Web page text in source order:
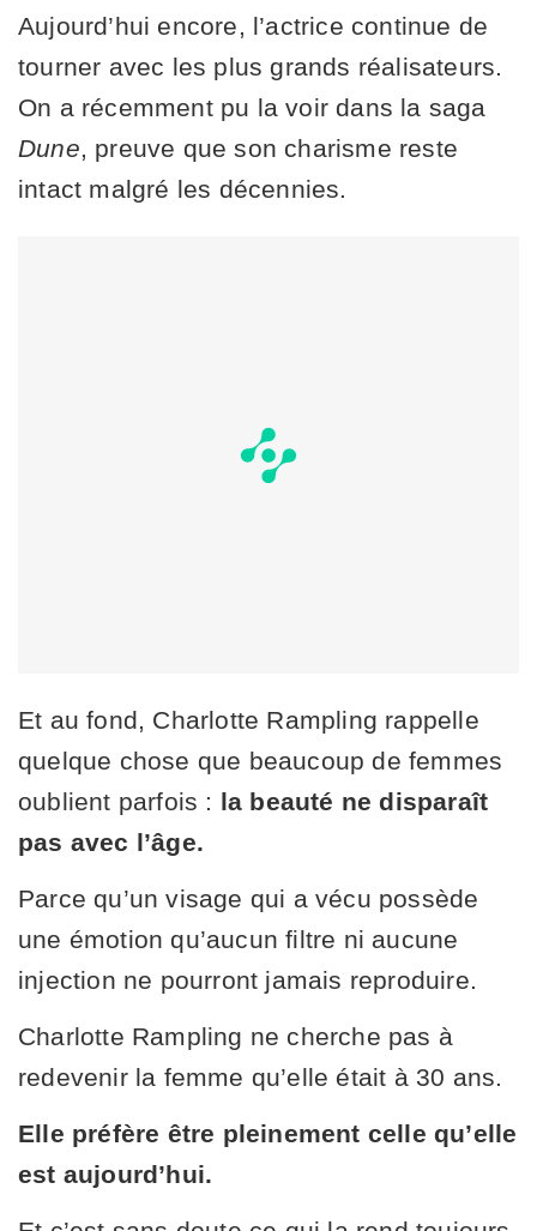
Aujourd’hui encore, l’actrice continue de
tourner avec les plus grands réalisateurs.
On a récemment pu la voir dans la saga
Dune, preuve que son charisme reste
intact malgré les décennies.
Et au fond, Charlotte Rampling rappelle
quelque chose que beaucoup de femmes
oublient parfois : la beauté ne disparaît
pas avec l’âge.
Parce qu’un visage qui a vécu possède
une émotion qu’aucun filtre ni aucune
injection ne pourront jamais reproduire.
Charlotte Rampling ne cherche pas à
redevenir la femme qu’elle était à 30 ans.
Elle préfère être pleinement celle qu’elle
est aujourd’hui.